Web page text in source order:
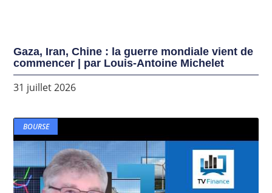
Gaza, Iran, Chine : la guerre mondiale vient de
commencer | par Louis-Antoine Michelet
31 juillet 2026
BOURSE